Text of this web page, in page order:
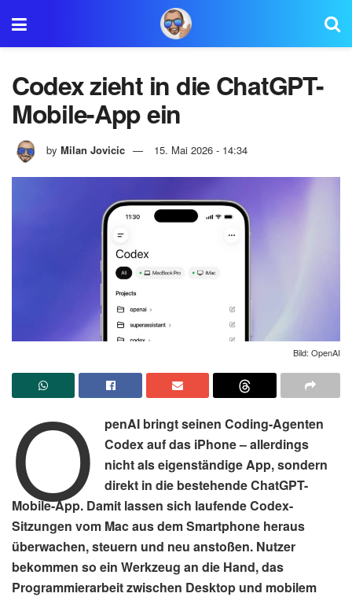
Codex zieht in die ChatGPT-
Mobile-App ein
by Milan Jovicic 15. Mai 2026 - 14:34
Bild: OpenAI
O
penAI bringt seinen Coding-Agenten
Codex auf das iPhone – allerdings
nicht als eigenständige App, sondern
direkt in die bestehende ChatGPT-
Mobile-App. Damit lassen sich laufende Codex-
Sitzungen vom Mac aus dem Smartphone heraus
überwachen, steuern und neu anstoßen. Nutzer
bekommen so ein Werkzeug an die Hand, das
Programmierarbeit zwischen Desktop und mobilem